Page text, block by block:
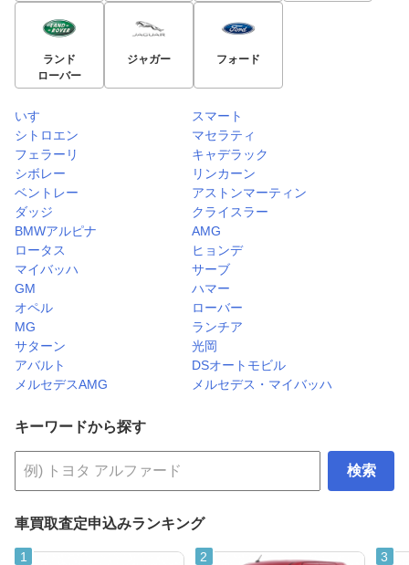
ランド
ローバー
ジャガー フォード
いすゞ
スマート
シトロエン
マセラティ
フェラーリ
キャデラック
シボレー
リンカーン
ベントレー
アストンマーティン
ダッジ
クライスラー
BMWアルピナ
AMG
ロータス
ヒョンデ
マイバッハ
サーブ
GM
ハマー
オペル
ローバー
MG
ランチア
サターン
光岡
アバルト
DSオートモビル
メルセデスAMG
メルセデス・マイバッハ
キーワードから探す
検索
車買取査定申込みランキング